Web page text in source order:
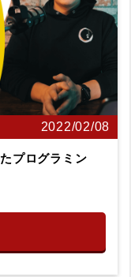
2022/02/08
プログラミン